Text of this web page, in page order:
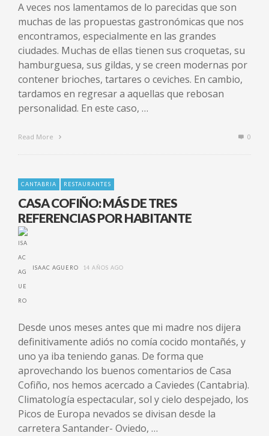
A veces nos lamentamos de lo parecidas que son
muchas de las propuestas gastronómicas que nos
encontramos, especialmente en las grandes
ciudades. Muchas de ellas tienen sus croquetas, su
hamburguesa, sus gildas, y se creen modernas por
contener brioches, tartares o ceviches. En cambio,
tardamos en regresar a aquellas que rebosan
personalidad. En este caso, …
Read More 0
CANTABRIA RESTAURANTES
CASA COFIÑO: MÁS DE TRES
REFERENCIAS POR HABITANTE
ISAAC AGUERO 14 AÑOS AGO
Desde unos meses antes que mi madre nos dijera
definitivamente adiós no comía cocido montañés, y
uno ya iba teniendo ganas. De forma que
aprovechando los buenos comentarios de Casa
Cofiño, nos hemos acercado a Caviedes (Cantabria).
Climatología espectacular, sol y cielo despejado, los
Picos de Europa nevados se divisan desde la
carretera Santander- Oviedo, …